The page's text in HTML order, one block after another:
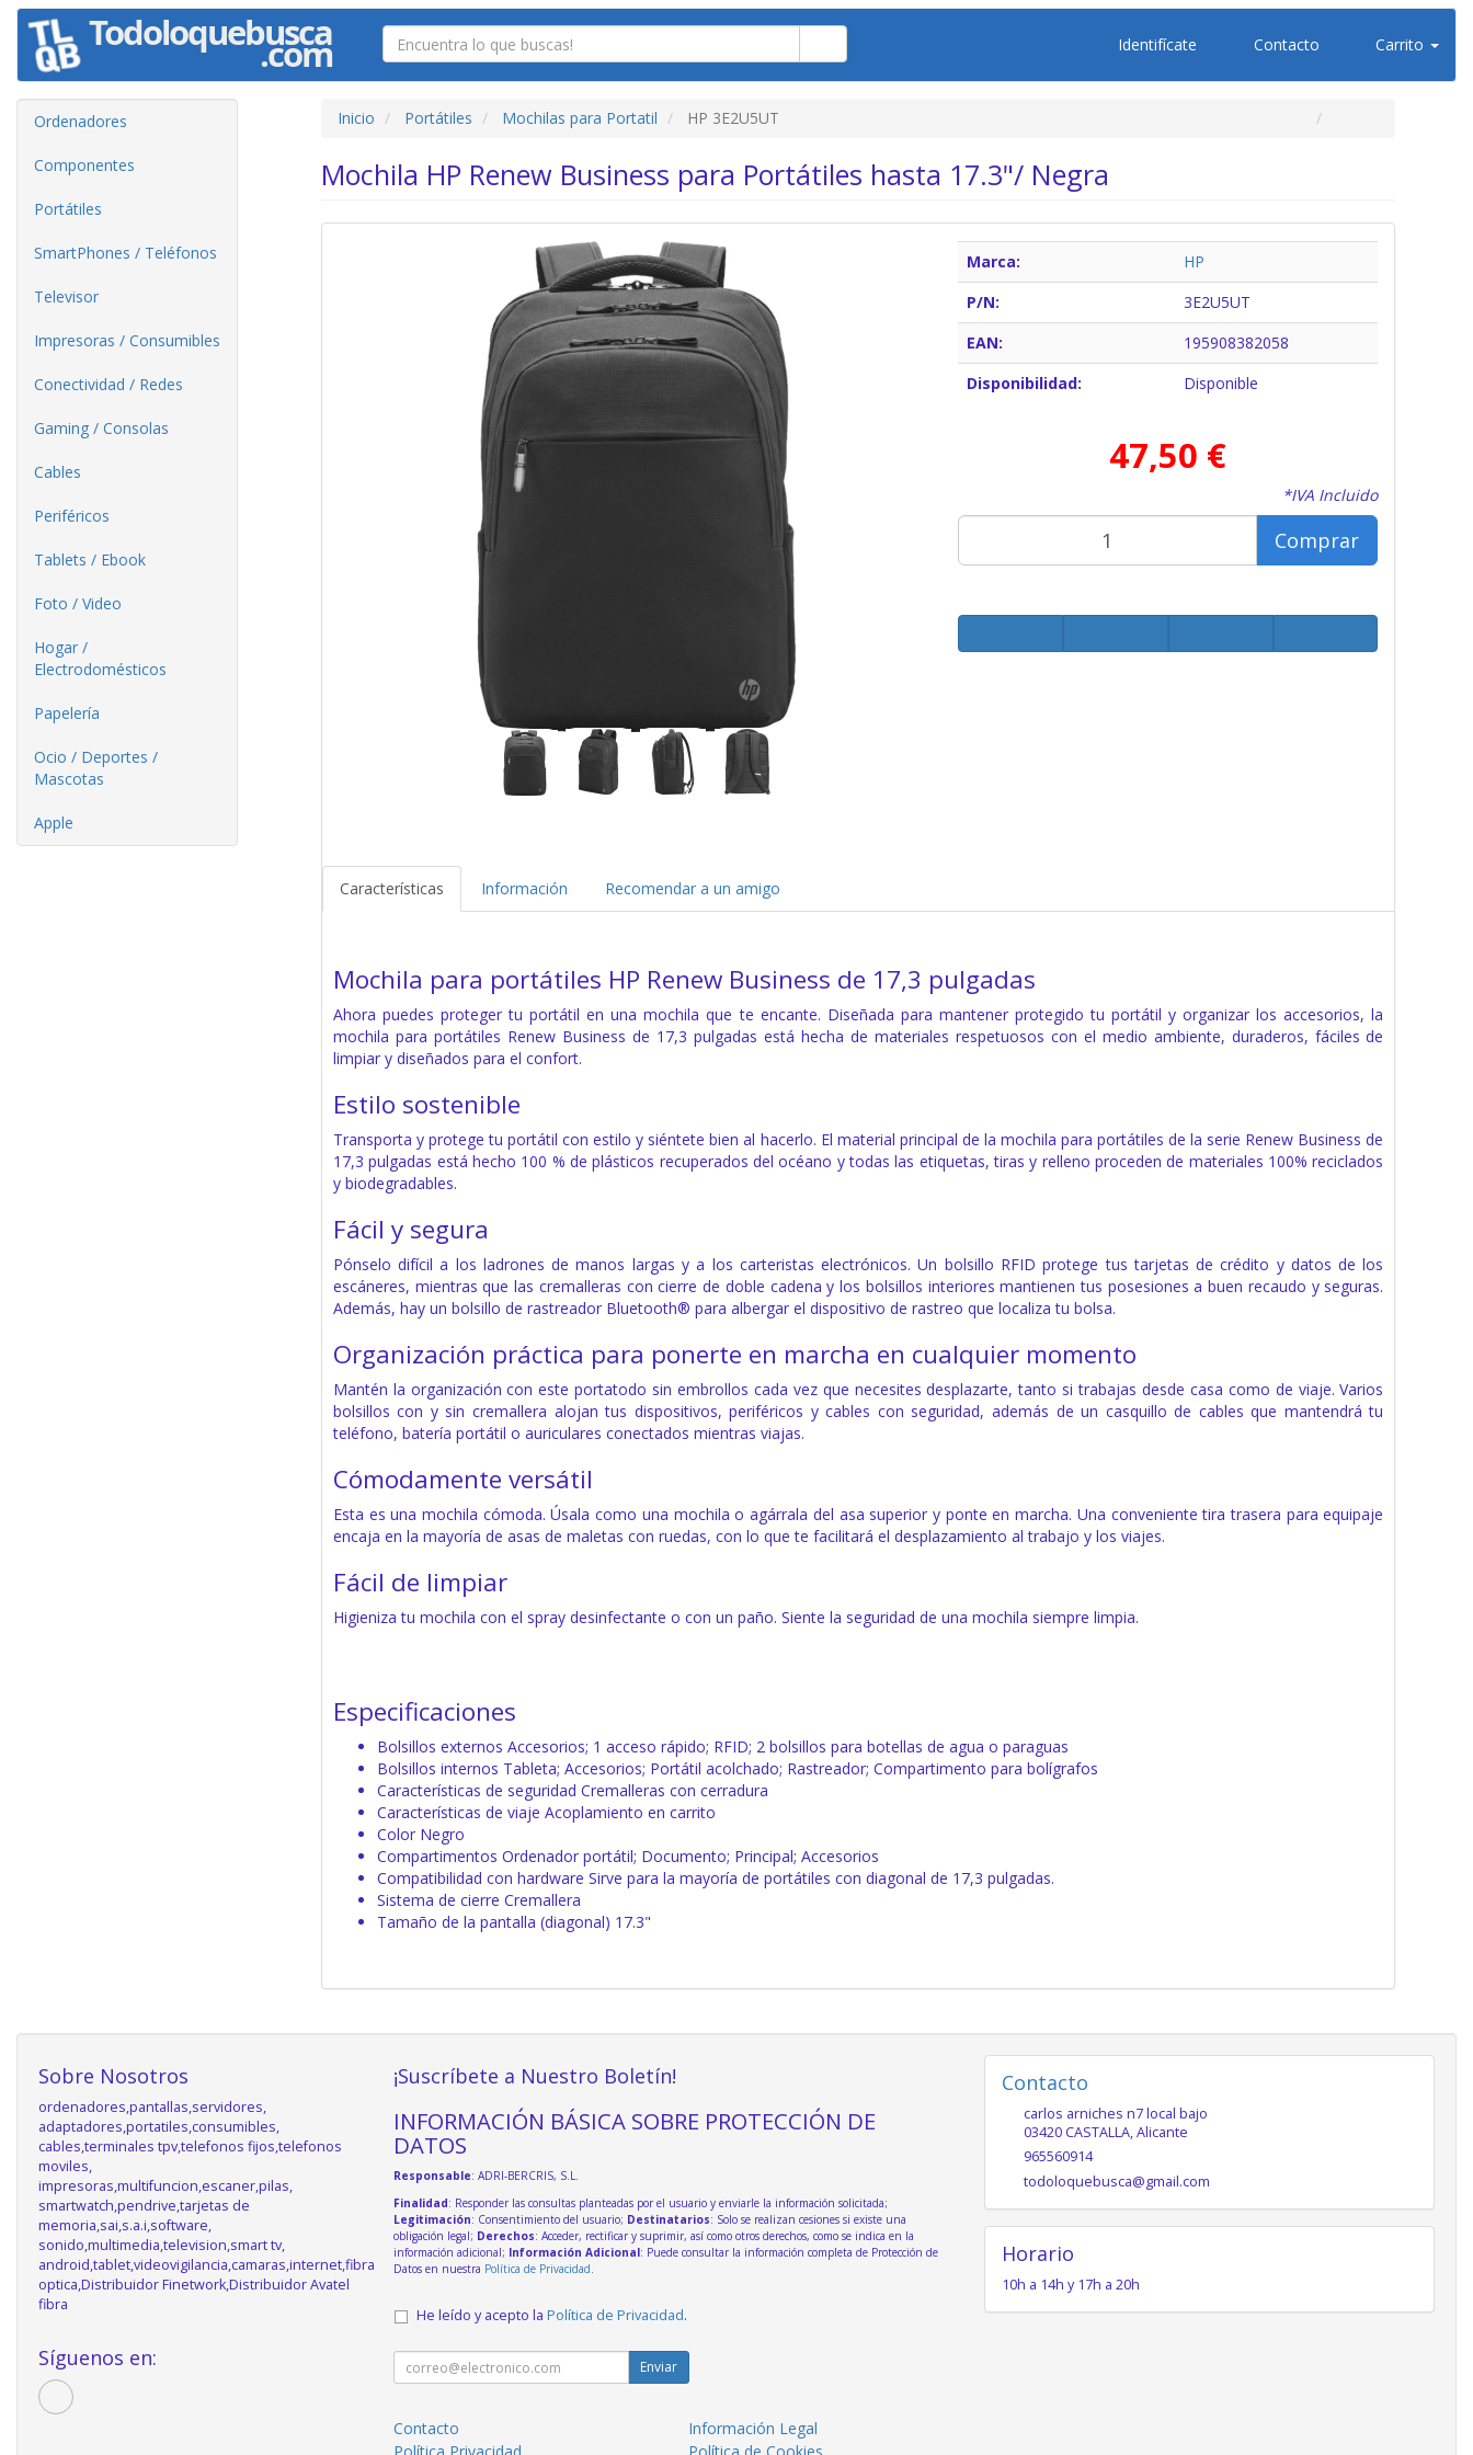
Identifícate Contacto Carrito
Ordenadores
Componentes
Portátiles
SmartPhones / Teléfonos
Televisor
Impresoras / Consumibles
Conectividad / Redes
Gaming / Consolas
Cables
Periféricos
Tablets / Ebook
Foto / Video
Hogar /
Electrodomésticos
Papelería
Ocio / Deportes /
Mascotas
Apple
Inicio Portátiles Mochilas para Portatil HP 3E2U5UT
Mochila HP Renew Business para Portátiles hasta 17.3"/ Negra
Marca:
HP
P/N:
3E2U5UT
EAN:
195908382058
Disponibilidad:
Disponible
47,50 €
*IVA Incluido
Comprar
Características Información Recomendar a un amigo
Mochila para portátiles HP Renew Business de 17,3 pulgadas
Ahora puedes proteger tu portátil en una mochila que te encante. Diseñada para mantener protegido tu portátil y organizar los accesorios, la
mochila para portátiles Renew Business de 17,3 pulgadas está hecha de materiales respetuosos con el medio ambiente, duraderos, fáciles de
limpiar y diseñados para el confort.
Estilo sostenible
Transporta y protege tu portátil con estilo y siéntete bien al hacerlo. El material principal de la mochila para portátiles de la serie Renew Business de
17,3 pulgadas está hecho 100 % de plásticos recuperados del océano y todas las etiquetas, tiras y relleno proceden de materiales 100% reciclados
y biodegradables.
Fácil y segura
Pónselo difícil a los ladrones de manos largas y a los carteristas electrónicos. Un bolsillo RFID protege tus tarjetas de crédito y datos de los
escáneres, mientras que las cremalleras con cierre de doble cadena y los bolsillos interiores mantienen tus posesiones a buen recaudo y seguras.
Además, hay un bolsillo de rastreador Bluetooth® para albergar el dispositivo de rastreo que localiza tu bolsa.
Organización práctica para ponerte en marcha en cualquier momento
Mantén la organización con este portatodo sin embrollos cada vez que necesites desplazarte, tanto si trabajas desde casa como de viaje. Varios
bolsillos con y sin cremallera alojan tus dispositivos, periféricos y cables con seguridad, además de un casquillo de cables que mantendrá tu
teléfono, batería portátil o auriculares conectados mientras viajas.
Cómodamente versátil
Esta es una mochila cómoda. Úsala como una mochila o agárrala del asa superior y ponte en marcha. Una conveniente tira trasera para equipaje
encaja en la mayoría de asas de maletas con ruedas, con lo que te facilitará el desplazamiento al trabajo y los viajes.
Fácil de limpiar
Higieniza tu mochila con el spray desinfectante o con un paño. Siente la seguridad de una mochila siempre limpia.
Especificaciones
Bolsillos externos Accesorios; 1 acceso rápido; RFID; 2 bolsillos para botellas de agua o paraguas
Bolsillos internos Tableta; Accesorios; Portátil acolchado; Rastreador; Compartimento para bolígrafos
Características de seguridad Cremalleras con cerradura
Características de viaje Acoplamiento en carrito
Color Negro
Compartimentos Ordenador portátil; Documento; Principal; Accesorios
Compatibilidad con hardware Sirve para la mayoría de portátiles con diagonal de 17,3 pulgadas.
Sistema de cierre Cremallera
Tamaño de la pantalla (diagonal) 17.3"
Sobre Nosotros
ordenadores,pantallas,servidores,
adaptadores,portatiles,consumibles,
cables,terminales tpv,telefonos fijos,telefonos
moviles,
impresoras,multifuncion,escaner,pilas,
smartwatch,pendrive,tarjetas de
memoria,sai,s.a.i,software,
sonido,multimedia,television,smart tv,
android,tablet,videovigilancia,camaras,internet,fibra
optica,Distribuidor Finetwork,Distribuidor Avatel
fibra
Síguenos en:
¡Suscríbete a Nuestro Boletín!
INFORMACIÓN BÁSICA SOBRE PROTECCIÓN DE
DATOS
Responsable: ADRI-BERCRIS, S.L.
Finalidad: Responder las consultas planteadas por el usuario y enviarle la información solicitada;
Legitimación: Consentimiento del usuario; Destinatarios: Solo se realizan cesiones si existe una
obligación legal; Derechos: Acceder, rectificar y suprimir, así como otros derechos, como se indica en la
información adicional; Información Adicional: Puede consultar la información completa de Protección de
Datos en nuestra Política de Privacidad.
He leído y acepto la Política de Privacidad.
Enviar
Contacto
Información Legal
Contacto
carlos arniches n7 local bajo
03420 CASTALLA,Alicante
965560914
todoloquebusca@gmail.com
Horario
10h a 14h y 17h a 20h